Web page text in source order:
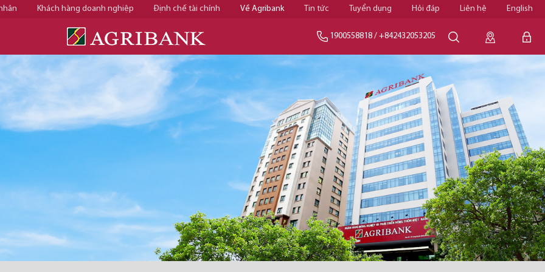
Khách hàng doanh nghiệp Định chế tài chính Về Agribank Tin tức Tuyển dụng Hỏi đáp Liên hệ English
1900558818 / +842432053205